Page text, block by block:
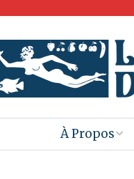
À Propos